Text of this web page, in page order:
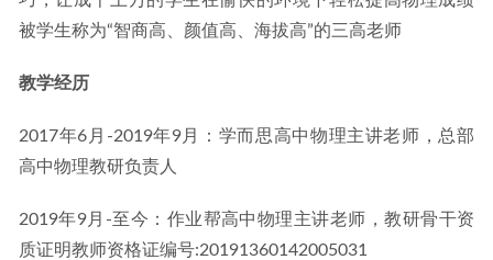
被学生称为“智商高、颜值高、海拔高”的三高老师
教学经历
2017年6月-2019年9月：学而思高中物理主讲老师，总部
高中物理教研负责人
2019年9月-至今：作业帮高中物理主讲老师，教研骨干资
质证明教师资格证编号:20191360142005031